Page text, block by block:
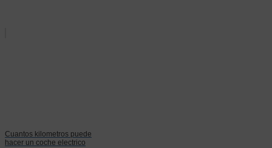
Cuantos kilometros puede
hacer un coche electrico